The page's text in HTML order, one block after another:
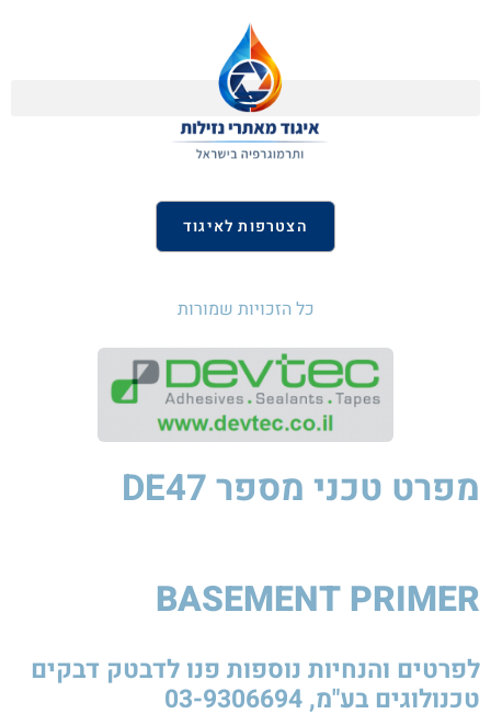
הצטרפות לאיגוד
כל הזכויות שמורות
מפרט טכני מספר DE47
BASEMENT PRIMER​
לפרטים והנחיות נוספות פנו לדבטק דבקים
טכנולוגים בע"מ, 03-9306694